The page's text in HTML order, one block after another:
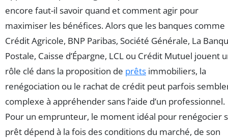
encore faut-il savoir quand et comment agir pour
maximiser les bénéfices. Alors que les banques comme
Crédit Agricole, BNP Paribas, Société Générale, La
Postale, Caisse d’Épargne, LCL ou Crédit Mutuel jouent
rôle clé dans la proposition de prêts immobiliers, la
renégociation ou le rachat de crédit peut parfois
complexe à appréhender sans l’aide d’un professionnel.
Pour un emprunteur, le moment idéal pour renégocier
prêt dépend à la fois des conditions du marché, de son